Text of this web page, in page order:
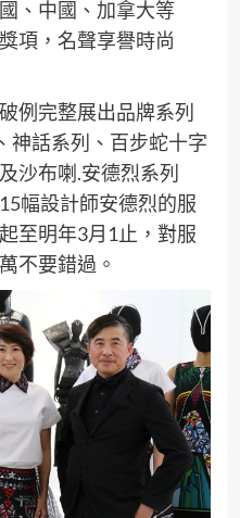
、中國、加拿大等
項，名聲享譽時尚
例完整展出品牌系列
神話系列、百步蛇十字
沙布喇.安德烈系列
幅設計師安德烈的服
至明年3月1止，對服
不要錯過。